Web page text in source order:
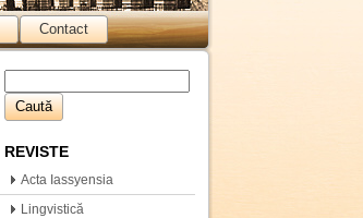
Contact
REVISTE
Acta Iassyensia
Comparationis
Lingvistică